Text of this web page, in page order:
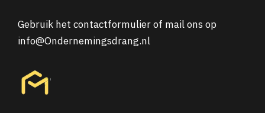
Gebruik het contactformulierof mail ons op
info@Ondernemingsdrang.nl